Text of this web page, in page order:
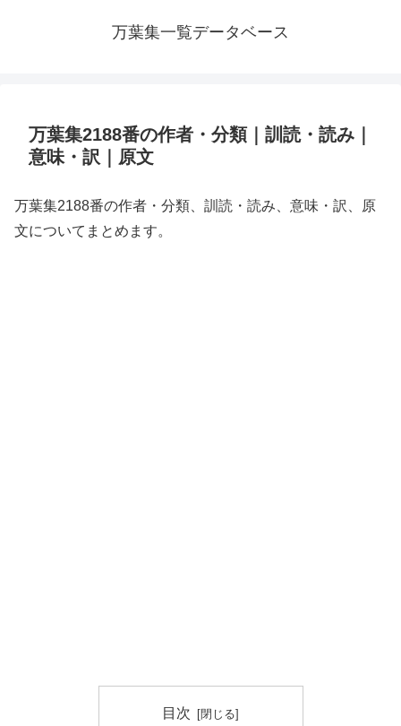
万葉集一覧データベース
万葉集2188番の作者・分類｜訓読・読み｜
意味・訳｜原文
万葉集2188番の作者・分類、訓読・読み、意味・訳、原
文についてまとめます。
目次